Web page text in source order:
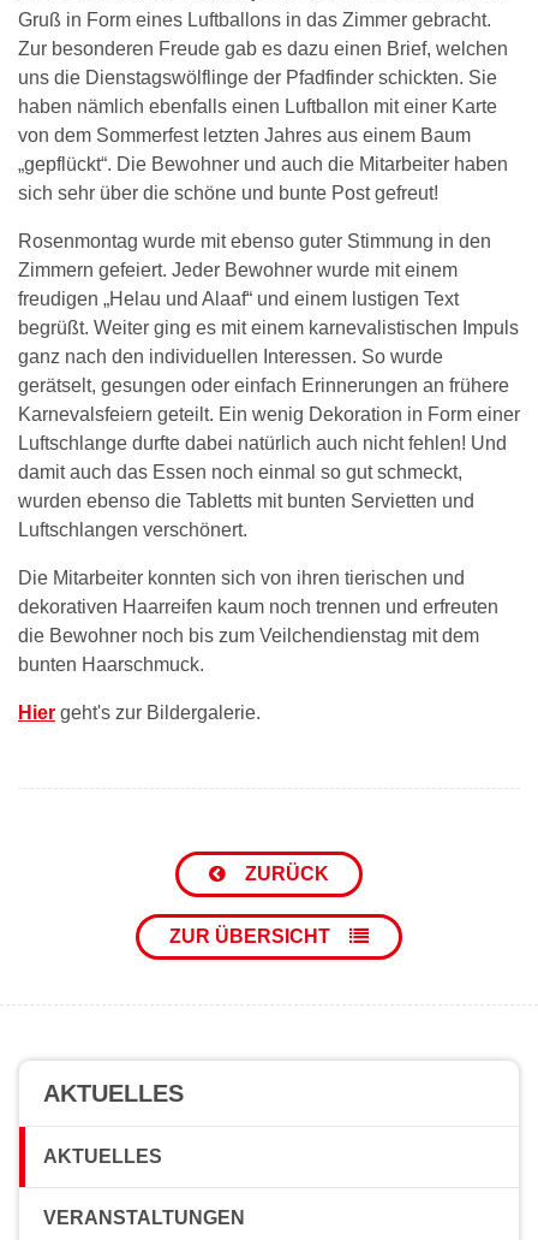
Gruß in Form eines Luftballons in das Zimmer gebracht.
Zur besonderen Freude gab es dazu einen Brief, welchen
uns die Dienstagswölflinge der Pfadfinder schickten. Sie
haben nämlich ebenfalls einen Luftballon mit einer Karte
von dem Sommerfest letzten Jahres aus einem Baum
„gepflückt“. Die Bewohner und auch die Mitarbeiter haben
sich sehr über die schöne und bunte Post gefreut!
Rosenmontag wurde mit ebenso guter Stimmung in den
Zimmern gefeiert. Jeder Bewohner wurde mit einem
freudigen „Helau und Alaaf“ und einem lustigen Text
begrüßt. Weiter ging es mit einem karnevalistischen Impuls
ganz nach den individuellen Interessen. So wurde
gerätselt, gesungen oder einfach Erinnerungen an frühere
Karnevalsfeiern geteilt. Ein wenig Dekoration in Form einer
Luftschlange durfte dabei natürlich auch nicht fehlen! Und
damit auch das Essen noch einmal so gut schmeckt,
wurden ebenso die Tabletts mit bunten Servietten und
Luftschlangen verschönert.
Die Mitarbeiter konnten sich von ihren tierischen und
dekorativen Haarreifen kaum noch trennen und erfreuten
die Bewohner noch bis zum Veilchendienstag mit dem
bunten Haarschmuck.
Hier geht's zur Bildergalerie.
ZURÜCK
ZUR ÜBERSICHT
AKTUELLES
AKTUELLES
VERANSTALTUNGEN